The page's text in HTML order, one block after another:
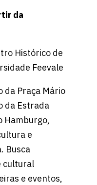
da
Histórico de
Feevale
da Praça Mário
da Estrada
Hamburgo,
e
Busca
cultural
e eventos,